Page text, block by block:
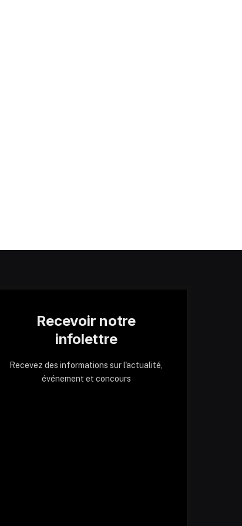
Recevoir notre
infolettre
Recevez des informations sur l'actualité,
événement et concours